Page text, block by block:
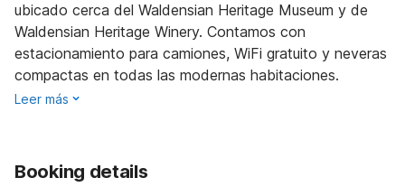
ubicado cerca del Waldensian Heritage Museum y de
Waldensian Heritage Winery. Contamos con
estacionamiento para camiones, WiFi gratuito y neveras
compactas en todas las modernas habitaciones.
Leer más
Booking details